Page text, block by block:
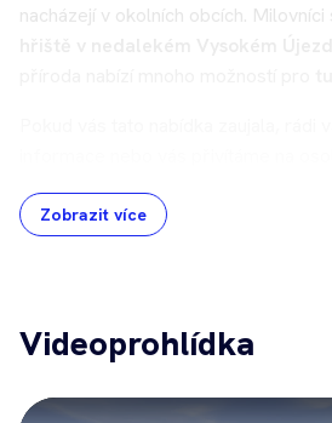
nacházejí v okolních obcích.
Zobrazit více
Videoprohlídka